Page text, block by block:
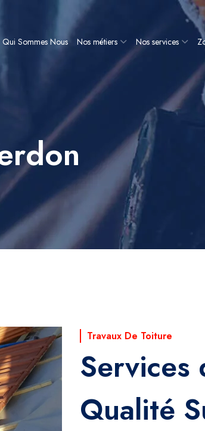
Qui Sommes Nous Nos métiers Nos services
Travaux De Toiture
Services
Qualité